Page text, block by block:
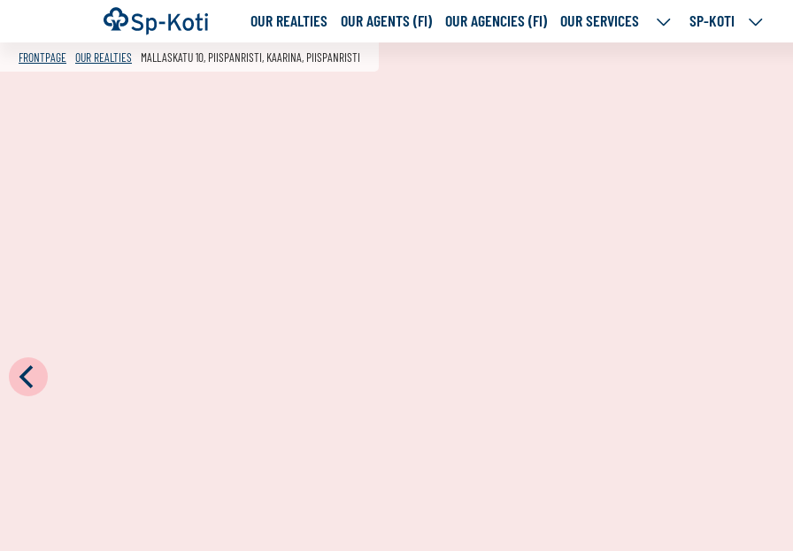
Go
to
content
Frontpage OUR REALTIES OUR AGENTS (FI) OUR AGENCIES (FI) OUR SERVICES
OUR
SP-KOTI
SP-
FRONTPAGE OUR REALTIES MALLASKATU 10, PIISPANRISTI, KAARINA, PIISPANRISTI